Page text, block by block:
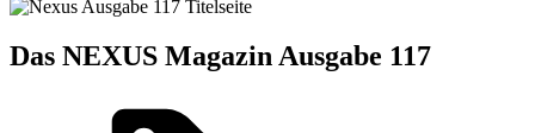
Das NEXUS Magazin Ausgabe 117